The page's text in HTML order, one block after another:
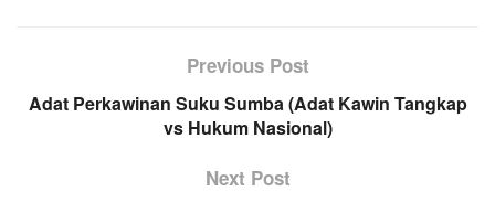
Previous Post
Adat Perkawinan Suku Sumba (Adat Kawin Tangkap
vs Hukum Nasional)
Next Post